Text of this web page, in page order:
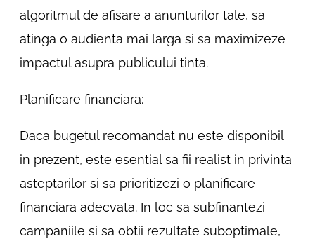
algoritmul de afisare a anunturilor tale, sa
atinga o audienta mai larga si sa maximizeze
impactul asupra publicului tinta.
Planificare financiara:
Daca bugetul recomandat nu este disponibil
in prezent, este esential sa fii realist in privinta
asteptarilor si sa prioritizezi o planificare
financiara adecvata. In loc sa subfinantezi
campaniile si sa obtii rezultate suboptimale,